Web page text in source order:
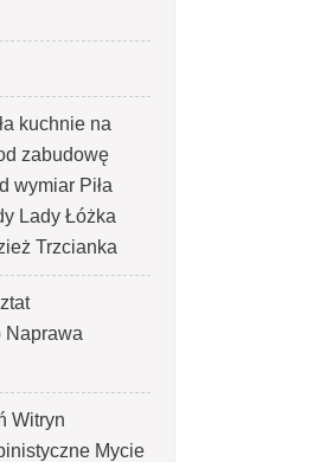
kuchnie na
zabudowę
wymiar Piła
Lady Łóżka
Trzcianka
Naprawa
Witryn
Mycie